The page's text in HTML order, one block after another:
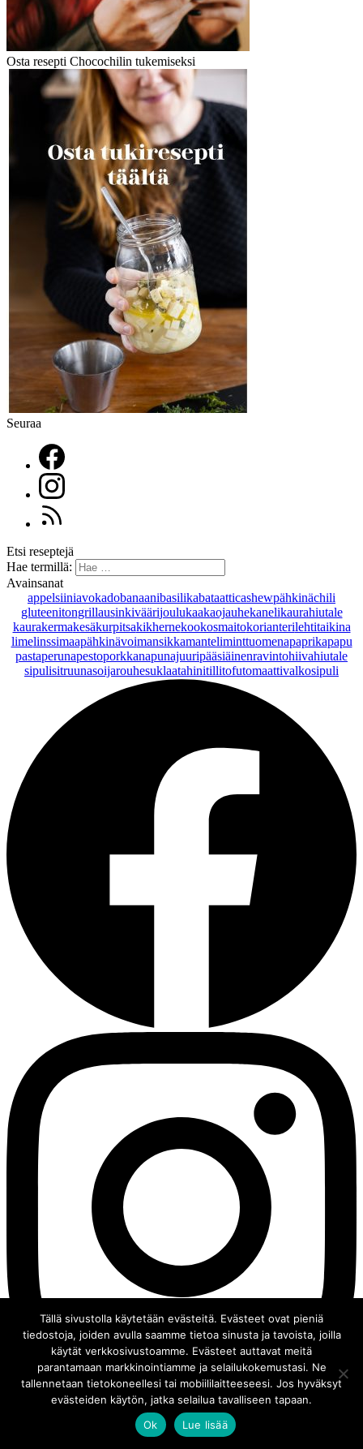
Osta resepti Chocochilin tukemiseksi
Seuraa
Etsi reseptejä
Hae termillä:
Avainsanat
appelsiiniavokadobanaanibasilikabataatticashewpähkinächili
gluteenitongrillausinkiväärijoulukaakaojauhekanelikaurahiutale
kaurakermakesäkurpitsakikhernekookosmaitokorianterilehtitaikina
limelinssimaapähkinävoimansikkamanteliminttuomenapaprikapapu
pastaperunapestoporkkanapunajuuripääsiäinenravintohiivahiutale
sipulisitruunasoijarouhesuklaatahinitillitofutomaattivalkosipuli
© 2008 - 2026 Chocochili
Tällä sivustolla käytetään evästeitä. Evästeet ovat pieniä
tiedostoja, joiden avulla saamme tietoa sinusta ja tavoista, joilla
käytät verkkosivustoamme. Evästeet auttavat meitä
parantamaan markkinointiamme ja selailukokemustasi. Ne
tallennetaan tietokoneellesi tai mobiililaitteeseesi. Jos hyväksyt
evästeiden käytön, jatka selailua tavalliseen tapaan.
Ok
Lue lisää